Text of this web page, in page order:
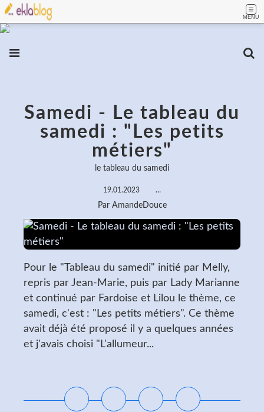
MENU
Samedi - Le tableau du
samedi : "Les petits
métiers"
le tableau du samedi
19.01.2023 …
Par AmandeDouce
Pour le "Tableau du samedi" initié par Melly,
repris par Jean-Marie, puis par Lady Marianne
et continué par Fardoise et Lilou le thème, ce
samedi, c'est : "Les petits métiers". Ce thème
avait déjà été proposé il y a quelques années
et j'avais choisi "L'allumeur...